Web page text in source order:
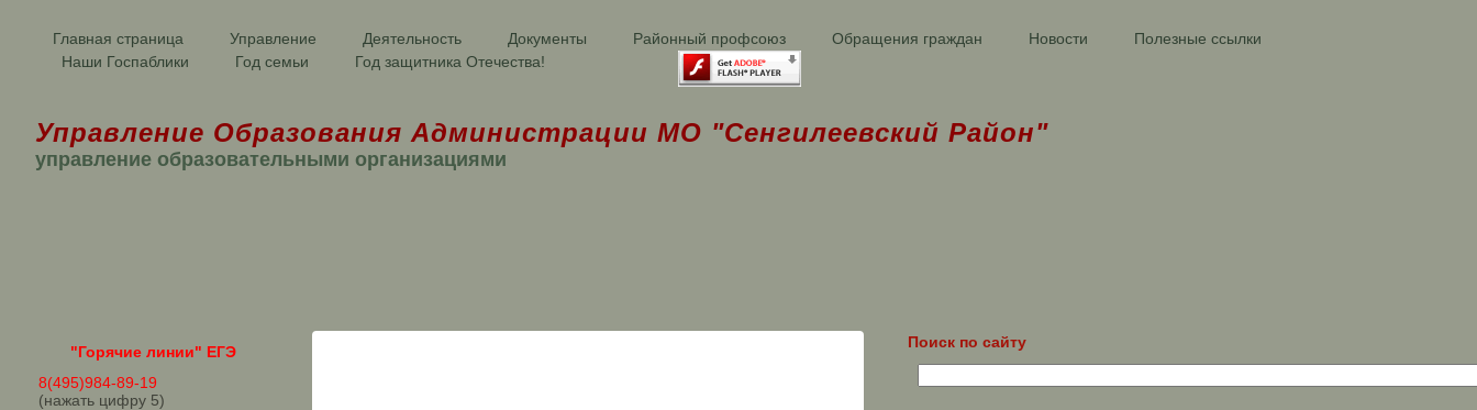
Главная страница Управление Деятельность Документы Районный профсоюз Обращения граждан Новости
Полезные ссылки
Наши Госпаблики
Год семьи Год защитника Отечества!
Управление Образования Администрации МО "Сенгилеевский Район"
управление образовательными организациями
"Горячие линии" ЕГЭ
8(495)984-89-19
(нажать цифру 5)
Поиск по сайту